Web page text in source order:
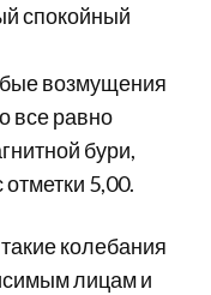
спокойный
возмущения
все равно
бури,
отметки 5,00.
колебания
лицам и